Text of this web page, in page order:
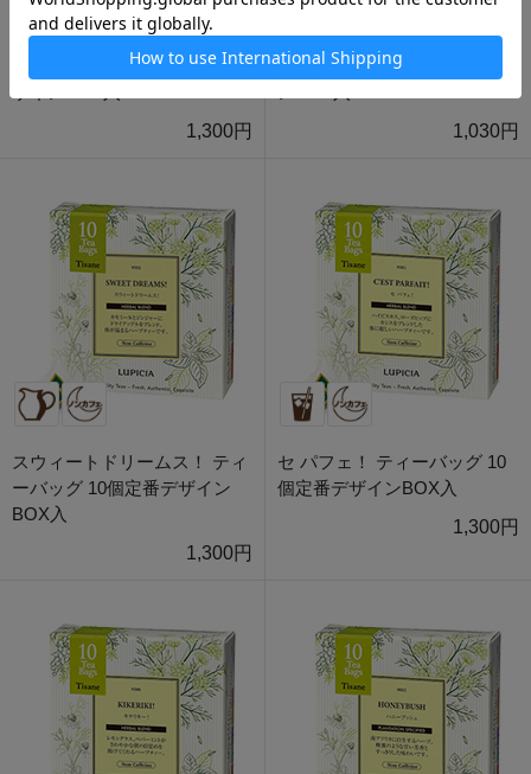
エルダーフラワー＆カモミー
ル ティーバッグ 10個定番デ
1,300円
ジンジャー＆レモンマートル
ティーバッグ 10個定番デザイ
1,030円
スウィートドリームス！ ティ
ーバッグ 10個定番デザイン
BOX入
1,300円
セ パフェ！ ティーバッグ 10
個定番デザインBOX入
1,300円